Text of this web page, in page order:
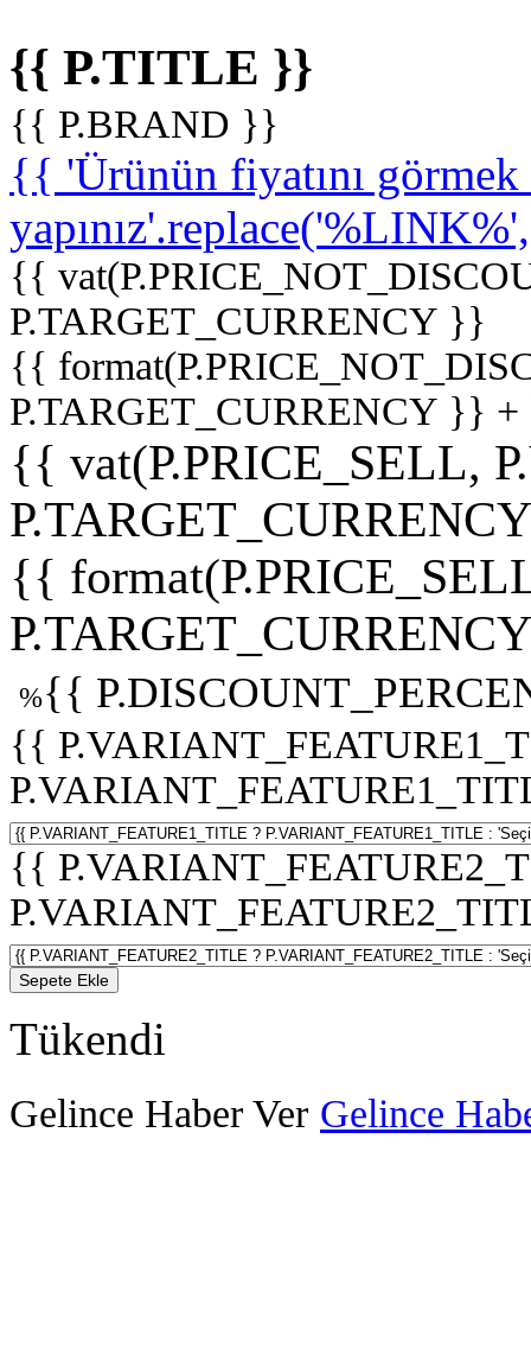
{{ P.TITLE }}
{{ P.BRAND }}
{{ 'Ürünün fiyatını
{{
P.TARGET_CURRENCY }}
{{
P.TARGET_CURRENCY }}
{{ vat(P.PRICE_SELL,
{{
%{{
{{
{{
Sepete Ekle
Tükendi
Gelince Haber Ver Gelince